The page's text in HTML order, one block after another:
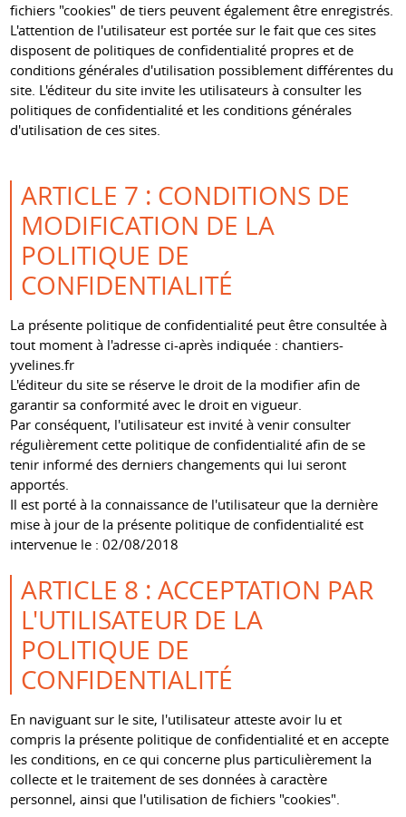
fichiers "cookies" de tiers peuvent également être enregistrés.
L'attention de l'utilisateur est portée sur le fait que ces sites
disposent de politiques de confidentialité propres et de
conditions générales d'utilisation possiblement différentes du
site. L'éditeur du site invite les utilisateurs à consulter les
politiques de confidentialité et les conditions générales
d'utilisation de ces sites.
ARTICLE 7 : CONDITIONS DE
MODIFICATION DE LA
POLITIQUE DE
CONFIDENTIALITÉ
La présente politique de confidentialité peut être consultée à
tout moment à l'adresse ci-après indiquée : chantiers-
yvelines.fr
L'éditeur du site se réserve le droit de la modifier afin de
garantir sa conformité avec le droit en vigueur.
Par conséquent, l'utilisateur est invité à venir consulter
régulièrement cette politique de confidentialité afin de se
tenir informé des derniers changements qui lui seront
apportés.
Il est porté à la connaissance de l'utilisateur que la dernière
mise à jour de la présente politique de confidentialité est
intervenue le : 02/08/2018
ARTICLE 8 : ACCEPTATION PAR
L'UTILISATEUR DE LA
POLITIQUE DE
CONFIDENTIALITÉ
En naviguant sur le site, l'utilisateur atteste avoir lu et
compris la présente politique de confidentialité et en accepte
les conditions, en ce qui concerne plus particulièrement la
collecte et le traitement de ses données à caractère
personnel, ainsi que l'utilisation de fichiers "cookies".